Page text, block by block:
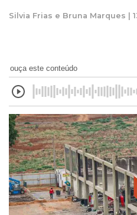
Silvia Frias e Bruna Marques |
ouça este conteúdo